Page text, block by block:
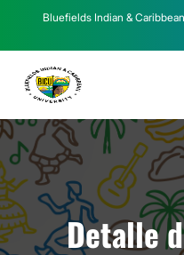
Bluefields Indian &
Solicitud de
Detalle